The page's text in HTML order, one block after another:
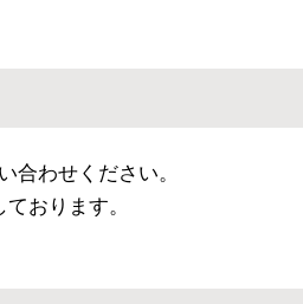
合わせください。
おります。